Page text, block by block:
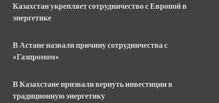
Казахстан укрепляет сотрудничество с Европой в
энергетике
В Астане назвали причину сотрудничества с
«Газпромом»
В Казахстане призвали вернуть инвестиции в
традиционную энергетику